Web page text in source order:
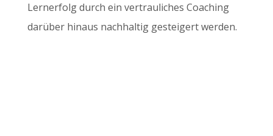
Lernerfolg durch ein vertrauliches Coaching
darüber hinaus nachhaltig gesteigert werden.